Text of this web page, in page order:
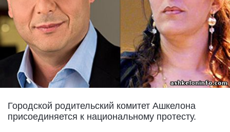
Городской родительский комитет Ашкелона
присоединяется к национальному протесту.